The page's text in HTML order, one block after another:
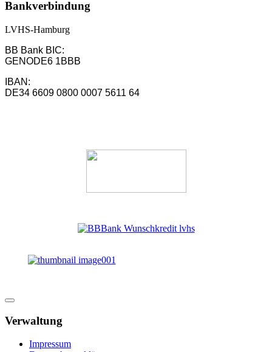
Bankverbindung
LVHS-Hamburg
BB Bank BIC:
GENODE6 1BBB
IBAN:
DE34 6609 0800 0007 5611 64
Verwaltung
Impressum